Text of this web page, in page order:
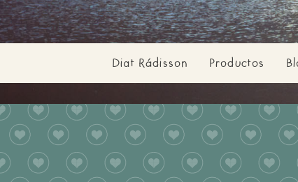
Diat Rádisson Productos